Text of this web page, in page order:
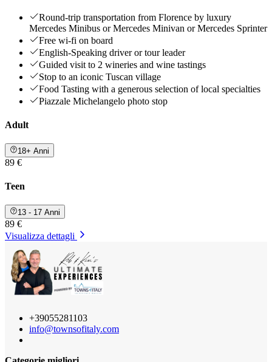
Round-trip transportation from Florence by luxury
Mercedes Minibus or Mercedes Minivan or Mercedes Sprinter
Free wi-fi on board
English-Speaking driver or tour leader
Guided visit to 2 wineries and wine tastings
Stop to an iconic Tuscan village
Food Tasting with a generous selection of local specialties
Piazzale Michelangelo photo stop
Adult
18+ Anni
89 €
Teen
13 - 17 Anni
89 €
Visualizza dettagli
+39055281103
info@townsofitaly.com